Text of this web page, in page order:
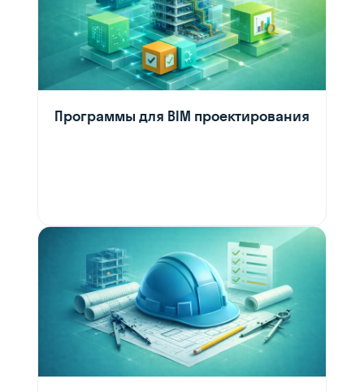
Программы для BIM проектирования